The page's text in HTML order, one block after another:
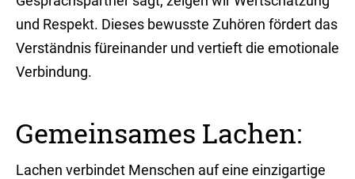
und Respekt. Dieses bewusste Zuhören fördert das
Verständnis füreinander und vertieft die emotionale
Verbindung.
Gemeinsames Lachen:
Lachen verbindet Menschen auf eine einzigartige